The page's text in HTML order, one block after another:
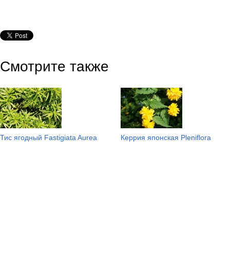
Смотрите также
Тис ягодный Fastigiata Aurea Керрия японская Pleniflora